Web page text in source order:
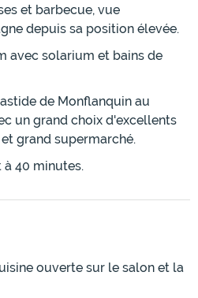
et barbecue, vue
depuis sa position élevée.
avec solarium et bains de
de Monflanquin au
un grand choix d'excellents
grand supermarché.
40 minutes.
ouverte sur le salon et la